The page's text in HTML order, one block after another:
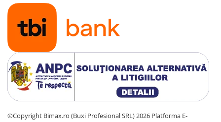
©Copyright Bimax.ro (Buxi Profesional SRL) 2026 Platforma E-